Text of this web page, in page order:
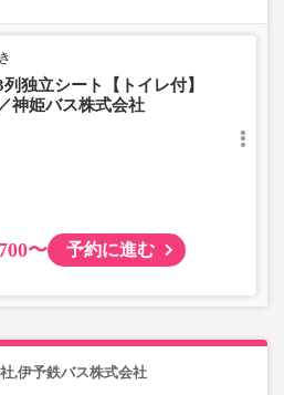
列独立シート【トイレ付】
／神姫バス株式会社
〜 予約に進む
,伊予鉄バス株式会社